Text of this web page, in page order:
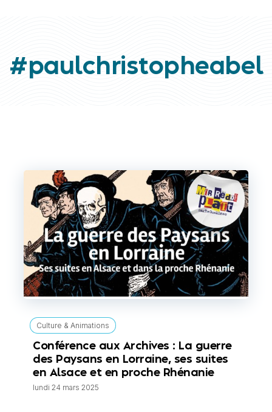
#paulchristopheabel
Culture & Animations
Conférence aux Archives : La guerre
des Paysans en Lorraine, ses suites
en Alsace et en proche Rhénanie
lundi 24 mars 2025